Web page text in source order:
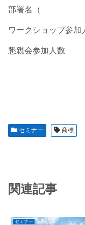
部署名
ワークショップ
懇親会参加人数
セミナー 商標
関連記事
セミナー